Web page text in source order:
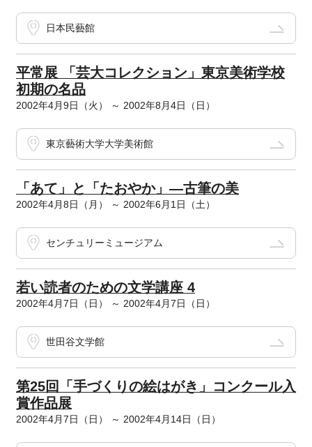
日本民藝館
平常展 「芸大コレクション」東京美術学校
初期の名品
2002年4月9日（火） ～ 2002年8月4日（日）
東京藝術大学大学美術館
「あて」と「たおやか」―古筆の美
2002年4月8日（月） ～ 2002年6月1日（土）
センチュリーミュージアム
若い読者のための文学講座 4
2002年4月7日（日） ～ 2002年4月7日（日）
世田谷文学館
第25回「手づくりの絵はがき」コンクール入
賞作品展
2002年4月7日（日） ～ 2002年4月14日（日）